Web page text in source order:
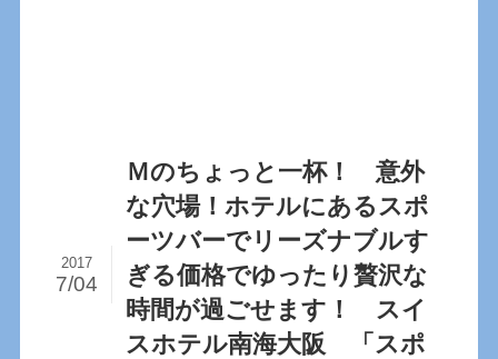
Ｍのちょっと一杯！ 意外
な穴場！ホテルにあるスポ
ーツバーでリーズナブルす
ぎる価格でゆったり贅沢な
時間が過ごせます！ スイ
スホテル南海大阪 「スポ
2017
7/04